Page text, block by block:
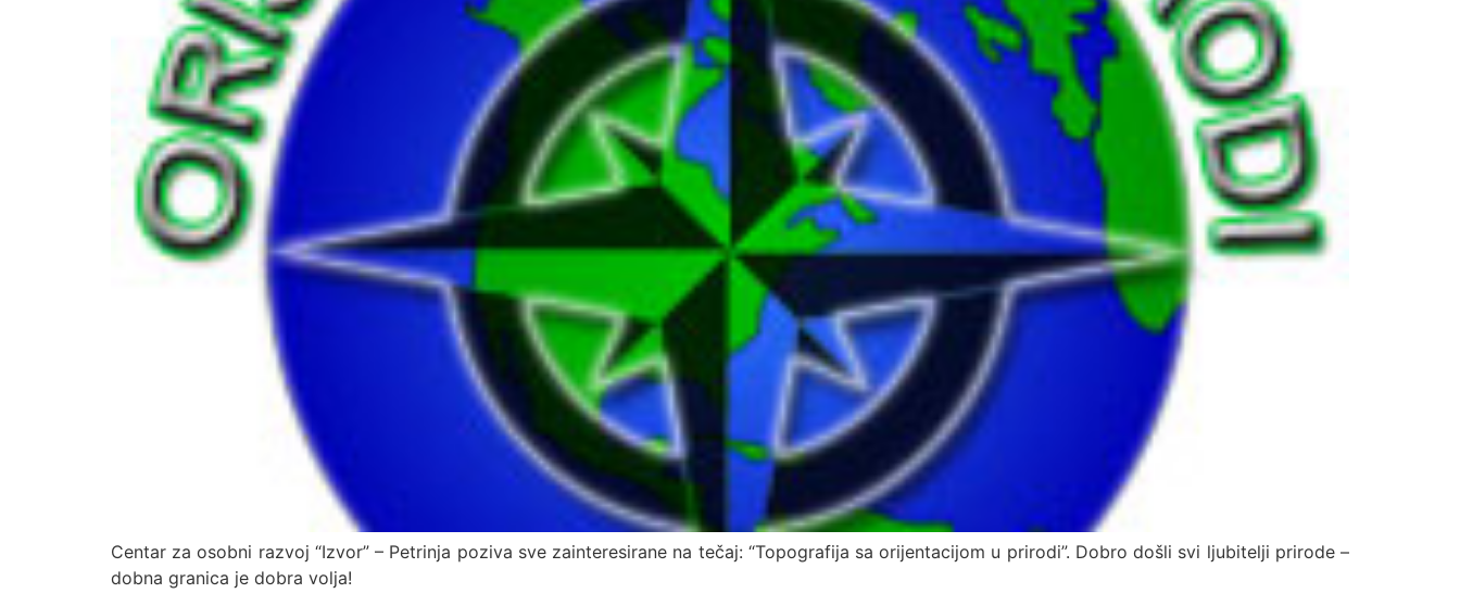
Centar za osobni razvoj “Izvor” – Petrinja poziva sve zainteresirane na tečaj: “Topografija sa orijentacijom u prirodi”. Dobro došli svi ljubitelji prirode –
dobna granica je dobra volja!